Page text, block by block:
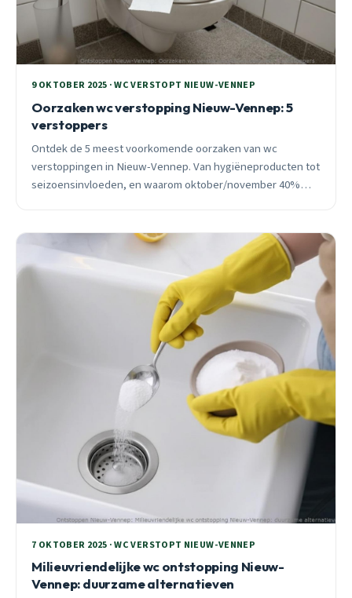
9 OKTOBER 2025 · WC VERSTOPT NIEUW-VENNEP
Oorzaken wc verstopping Nieuw-Vennep: 5
verstoppers
Ontdek de 5 meest voorkomende oorzaken van wc
verstoppingen in Nieuw-Vennep. Van hygiëneproducten tot
seizoensinvloeden, en waarom oktober/november 40%
7 OKTOBER 2025 · WC VERSTOPT NIEUW-VENNEP
Milieuvriendelijke wc ontstopping Nieuw-
Vennep: duurzame alternatieven